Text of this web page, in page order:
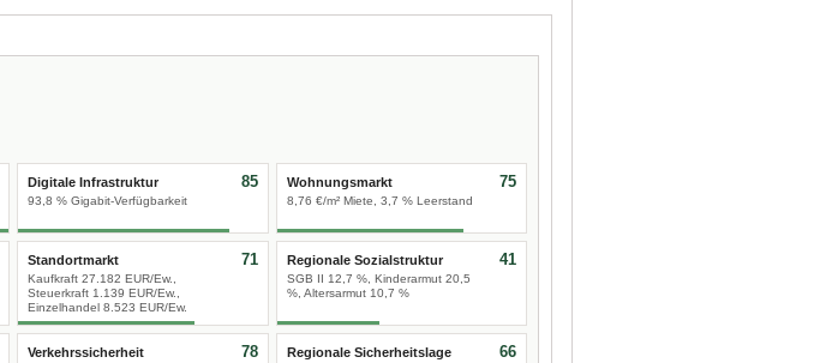
Digitale Infrastruktur
93,8 % Gigabit-Verfügbarkeit
85 Wohnungsmarkt
8,76 €/m² Miete, 3,7 % Leerstand
75
Standortmarkt
Kaufkraft 27.182 EUR/Ew.,
Steuerkraft 1.139 EUR/Ew.,
Einzelhandel 8.523 EUR/Ew.
71 Regionale Sozialstruktur
SGB II 12,7 %, Kinderarmut 20,5
%, Altersarmut 10,7 %
41
Verkehrssicherheit 78 Regionale Sicherheitslage 66